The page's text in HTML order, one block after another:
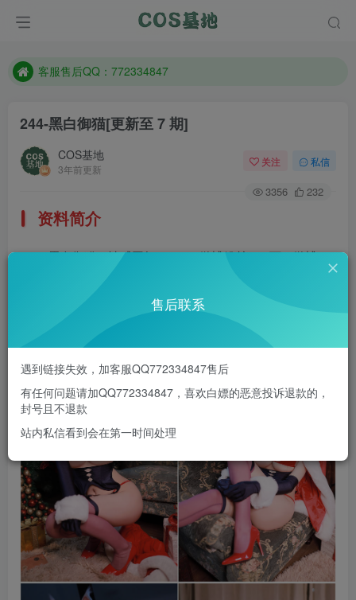
遇到任何问题加客服QQ：772334847
客服售后QQ：772334847
防失联：百度搜索《一七天佳》，实时查看最新站点。
244-黑白御猫[更新至 7 期]
COS基地
3年前更新
关注 私信
3356 232
资料简介
黑白御猫，性感网红Coser，微博粉丝18.7万。微博：
售后联系
遇到链接失效，加客服QQ772334847售后
有任何问题请加QQ772334847，喜欢白嫖的恶意投诉退款的，
封号且不退款
站内私信看到会在第一时间处理